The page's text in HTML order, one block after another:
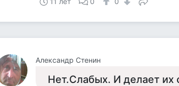
Александр Стенин
Нет.Слабых. И делает